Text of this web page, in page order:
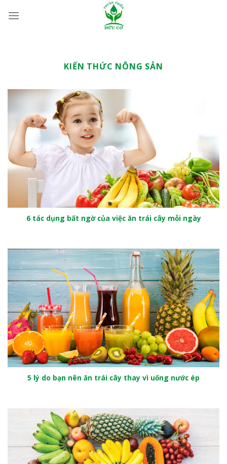
qua
KIẾN THỨC NÔNG SẢN
6 tác dụng bất ngờ của việc ăn trái cây mỗi ngày
5 lý do bạn nên ăn trái cây thay vì uống nước ép